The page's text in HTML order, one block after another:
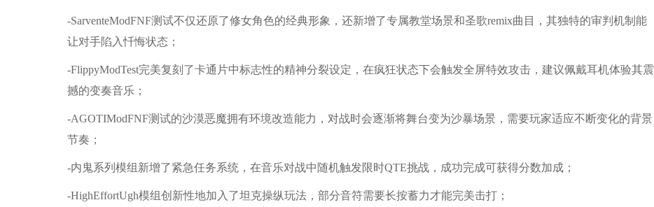
-SarventeModFNF测试不仅还原了修女角色的经典形象，还新增了专属教堂场景和圣歌remix曲目，其独特的审判机制能
让对手陷入忏悔状态；
-FlippyModTest完美复刻了卡通片中标志性的精神分裂设定，在疯狂状态下会触发全屏特效攻击，建议佩戴耳机体验其震
撼的变奏音乐；
-AGOTIModFNF测试的沙漠恶魔拥有环境改造能力，对战时会逐渐将舞台变为沙暴场景，需要玩家适应不断变化的背景
节奏；
-内鬼系列模组新增了紧急任务系统，在音乐对战中随机触发限时QTE挑战，成功完成可获得分数加成；
-HighEffortUgh模组创新性地加入了坦克操纵玩法，部分音符需要长按蓄力才能完美击打；